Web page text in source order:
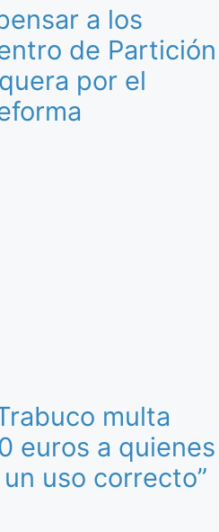
a los
de Partición
por el
multa
euros a quienes
uso correcto”